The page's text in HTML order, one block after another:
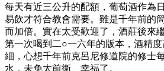
每天有近三公升的配額，葡萄酒作為
易飲才符合教會需要。雖是千年前的
而加倍。實在太受歡迎了，酒莊後來
第一次喝到二○一六年的版本，酒精
細，心想千年前克呂尼修道院的修士
水，未免太前衛、幸福了。